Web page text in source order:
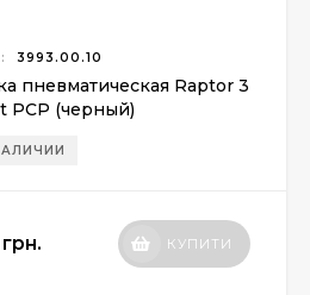
3993.00.10
пневматическая Raptor 3
PCP (черный)
КУПИТИ